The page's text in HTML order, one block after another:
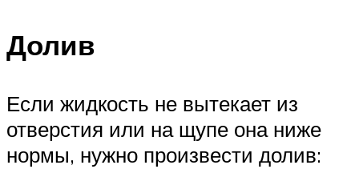
Долив
Если жидкость не вытекает из
отверстия или на щупе она ниже
нормы, нужно произвести долив: